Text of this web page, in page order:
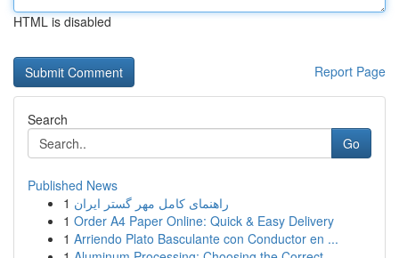
HTML is disabled
Report Page
Search
Go
Published News
1 راهنمای کامل مهر گستر ایران
1 Order A4 Paper Online: Quick & Easy Delivery
1 Arriendo Plato Basculante con Conductor en ...